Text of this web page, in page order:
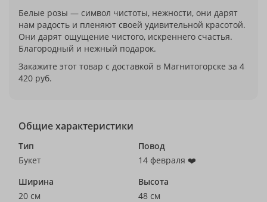
Белые розы — символ чистоты, нежности, они дарят
нам радость и пленяют своей удивительной красотой.
Они дарят ощущение чистого, искреннего счастья.
Благородный и нежный подарок.
Закажите этот товар с доставкой в Магнитогорске за 4
420 руб.
Общие характеристики
Тип
Букет
Повод
14 февраля ❤️
Ширина
20 см
Высота
48 см